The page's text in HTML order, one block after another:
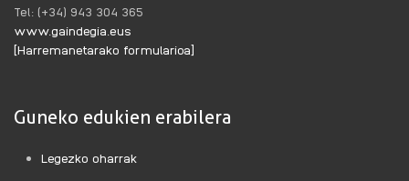
Tel: (+34) 943 304 365
www.gaindegia.eus
[Harremanetarako formularioa]
Guneko edukien erabilera
Legezko oharrak